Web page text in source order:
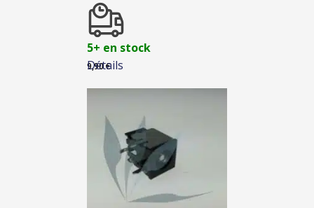
Détails
5+ en stock
9,90€